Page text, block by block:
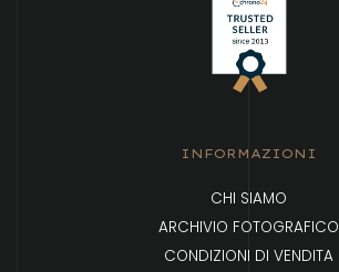
INFORMAZIONI
CHI SIAMO
ARCHIVIO FOTOGRAFICO
CONDIZIONI DI VENDITA